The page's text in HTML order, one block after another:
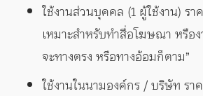
ใช้งานส่วนบุคคล (1 ผู้ใช้งาน) รา
เหมาะสำหรับทำสื่อโฆษณา หรือง
จะทางตรง หรือทางอ้อมก็ตาม”
ใช้งานในนามองค์กร / บริษัท ร